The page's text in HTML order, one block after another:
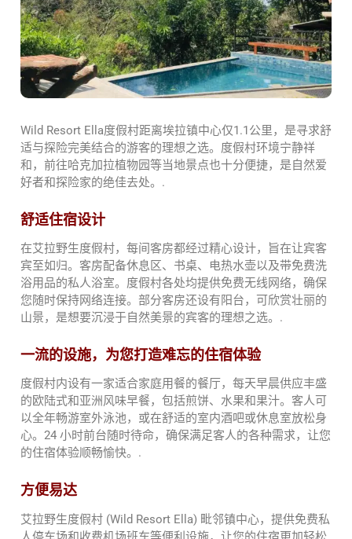
Wild Resort Ella度假村距离埃拉镇中心仅1.1公里，是寻求舒
适与探险完美结合的游客的理想之选。度假村环境宁静祥
和，前往哈克加拉植物园等当地景点也十分便捷，是自然爱
好者和探险家的绝佳去处。.
舒适住宿设计
在艾拉野生度假村，每间客房都经过精心设计，旨在让宾客
宾至如归。客房配备休息区、书桌、电热水壶以及带免费洗
浴用品的私人浴室。度假村各处均提供免费无线网络，确保
您随时保持网络连接。部分客房还设有阳台，可欣赏壮丽的
山景，是想要沉浸于自然美景的宾客的理想之选。.
一流的设施，为您打造难忘的住宿体验
度假村内设有一家适合家庭用餐的餐厅，每天早晨供应丰盛
的欧陆式和亚洲风味早餐，包括煎饼、水果和果汁。客人可
以全年畅游室外泳池，或在舒适的室内酒吧或休息室放松身
心。24 小时前台随时待命，确保满足客人的各种需求，让您
的住宿体验顺畅愉快。.
方便易达
艾拉野生度假村 (Wild Resort Ella) 毗邻镇中心，提供免费私